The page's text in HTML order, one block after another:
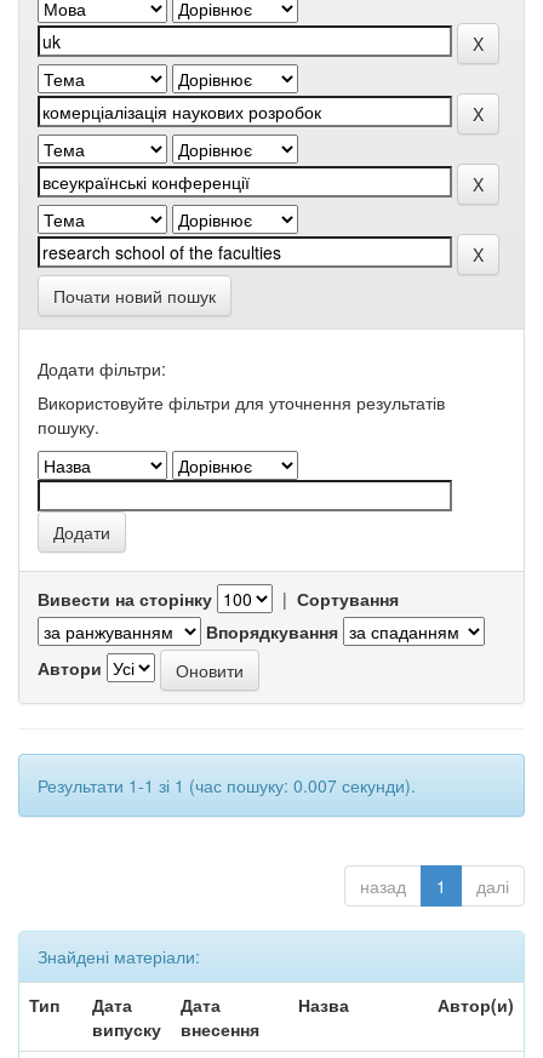
Почати новий пошук
Додати фільтри:
Використовуйте фільтри для уточнення результатів
пошуку.
Вивести на сторінку | Сортування
Впорядкування
Автори
Результати 1-1 зі 1 (час пошуку: 0.007 секунди).
назад 1 далі
Знайдені матеріали:
Тип
Дата
випуску
Дата
внесення
Назва Автор(и)